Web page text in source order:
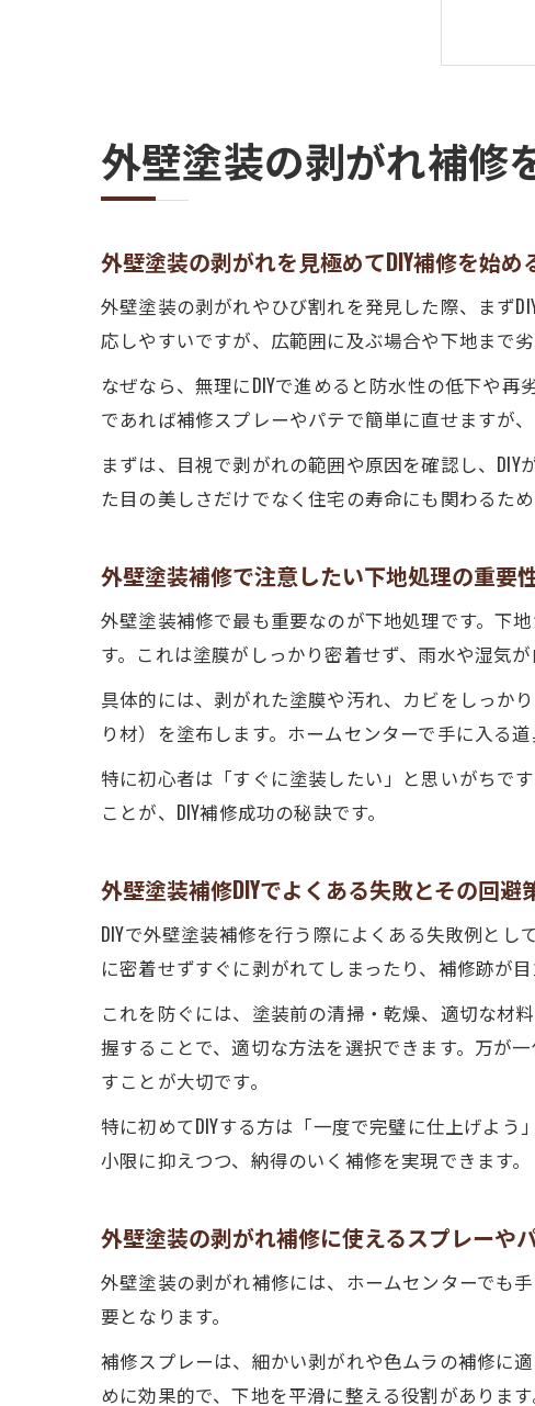
外壁塗装の剥がれ補修
外壁塗装の剥がれを見極めてDIY補修を始め
外壁塗装の剥がれやひび割れを発見した際、まず
応しやすいですが、広範囲に及ぶ場合や下地まで
なぜなら、無理にDIYで進めると防水性の低下や
であれば補修スプレーやパテで簡単に直せますが
まずは、目視で剥がれの範囲や原因を確認し、
た目の美しさだけでなく住宅の寿命にも関わるた
外壁塗装補修で注意したい下地処理の重要
外壁塗装補修で最も重要なのが下地処理です。下
す。これは塗膜がしっかり密着せず、雨水や湿気
具体的には、剥がれた塗膜や汚れ、カビをしっか
り材）を塗布します。ホームセンターで手に入る
特に初心者は「すぐに塗装したい」と思いがちで
ことが、DIY補修成功の秘訣です。
外壁塗装補修DIYでよくある失敗とその回避
DIYで外壁塗装補修を行う際によくある失敗例と
に密着せずすぐに剥がれてしまったり、補修跡が
これを防ぐには、塗装前の清掃・乾燥、適切な材
握することで、適切な方法を選択できます。万が
すことが大切です。
特に初めてDIYする方は「一度で完璧に仕上げよ
小限に抑えつつ、納得のいく補修を実現できます。
外壁塗装の剥がれ補修に使えるスプレーや
外壁塗装の剥がれ補修には、ホームセンターでも
要となります。
補修スプレーは、細かい剥がれや色ムラの補修に
めに効果的で、下地を平滑に整える役割がありま